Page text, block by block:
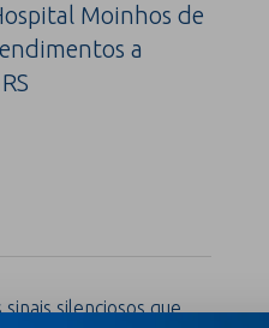
Moinhos de
a
silenciosos que